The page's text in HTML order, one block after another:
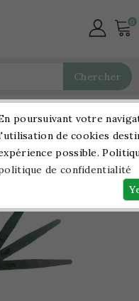
0
Chercher
poursuivant votre
de cookies
possible.
de confidentialité